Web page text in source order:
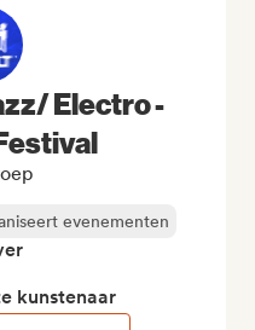
Electro -
evenementen
kunstenaar